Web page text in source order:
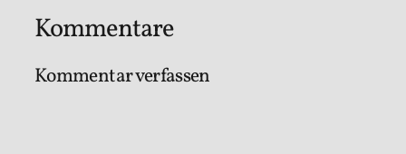
Kommentare
Kommentar verfassen